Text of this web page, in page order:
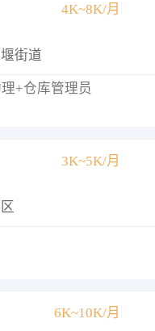
4K~8K/月
街道
+仓库管理员
3K~5K/月
6K~10K/月